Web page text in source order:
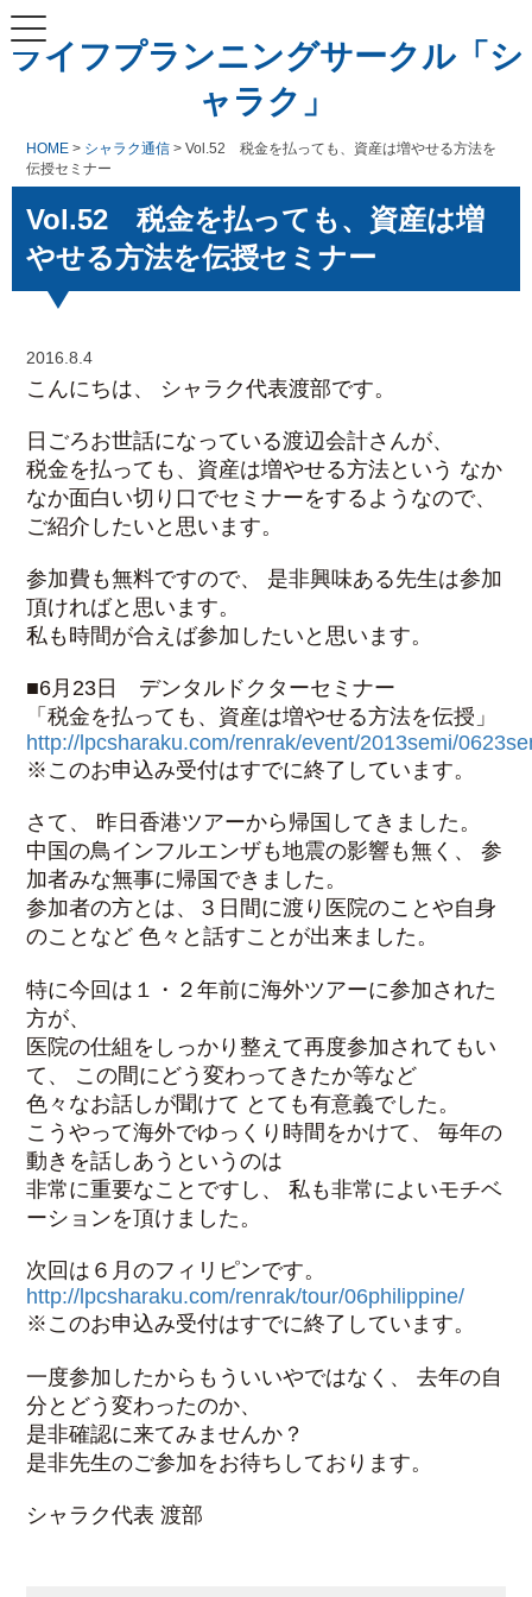
ライフプランニングサークル「シ
ャラク」
HOME > シャラク通信 > Vol.52 税金を払っても、資産は増やせる方法を
伝授セミナー
Vol.52 税金を払っても、資産は増
やせる方法を伝授セミナー
2016.8.4
こんにちは、 シャラク代表渡部です。
日ごろお世話になっている渡辺会計さんが、
税金を払っても、資産は増やせる方法という なか
なか面白い切り口でセミナーをするようなので、
ご紹介したいと思います。
参加費も無料ですので、 是非興味ある先生は参加
頂ければと思います。
私も時間が合えば参加したいと思います。
■6月23日 デンタルドクターセミナー
「税金を払っても、資産は増やせる方法を伝授」
http://lpcsharaku.com/renrak/event/2013semi/
※このお申込み受付はすでに終了しています。
さて、 昨日香港ツアーから帰国してきました。
中国の鳥インフルエンザも地震の影響も無く、 参
加者みな無事に帰国できました。
参加者の方とは、３日間に渡り医院のことや自身
のことなど 色々と話すことが出来ました。
特に今回は１・２年前に海外ツアーに参加された
方が、
医院の仕組をしっかり整えて再度参加されてもい
て、 この間にどう変わってきたか等など
色々なお話しが聞けて とても有意義でした。
こうやって海外でゆっくり時間をかけて、 毎年の
動きを話しあうというのは
非常に重要なことですし、 私も非常によいモチベ
ーションを頂けました。
次回は６月のフィリピンです。
http://lpcsharaku.com/renrak/tour/06philippine/
※このお申込み受付はすでに終了しています。
一度参加したからもういいやではなく、 去年の自
分とどう変わったのか、
是非確認に来てみませんか？
是非先生のご参加をお待ちしております。
シャラク代表 渡部